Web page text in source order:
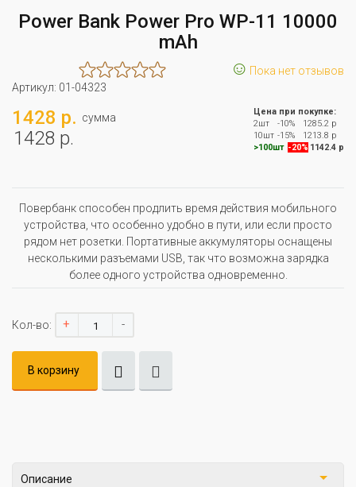
Power Bank Power Pro WP-11 10000
mAh
☺ Пока нет отзывов
Артикул: 01-04323
1428 р. сумма
1428 р.
Цена при покупке:
2шт
-10%
1285.2 р
10шт -15%
1213.8 р
>100шт -20% 1142.4 р
Повербанк способен продлить время действия мобильного
устройства, что особенно удобно в пути, или если просто
рядом нет розетки. Портативные аккумуляторы оснащены
несколькими разъемами USB, так что возможна зарядка
более одного устройства одновременно.
Кол-во: + -
В корзину
Описание